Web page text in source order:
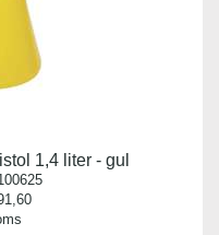
1,4 liter - gul